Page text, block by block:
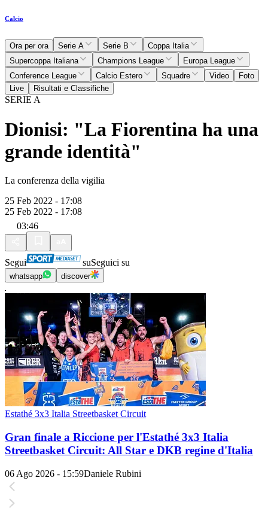
Calcio
Ora per ora Serie A Serie B
Coppa Italia
Supercoppa Italiana
Champions League
Europa League
Conference League
Calcio Estero Squadre Video
Foto
Live
Risultati e Classifiche
SERIE A
Dionisi: "La Fiorentina ha una
grande identità"
La conferenza della vigilia
25 Feb 2022 - 17:08
25 Feb 2022 - 17:08
03:46
Segui suSeguici su
whatsapp discover
Estathé 3x3 Italia Streetbasket Circuit
Gran finale a Riccione per l'Estathé 3x3 Italia
Streetbasket Circuit: All Star e DKB regine d'Italia
06 Ago 2026 - 15:59Daniele Rubini